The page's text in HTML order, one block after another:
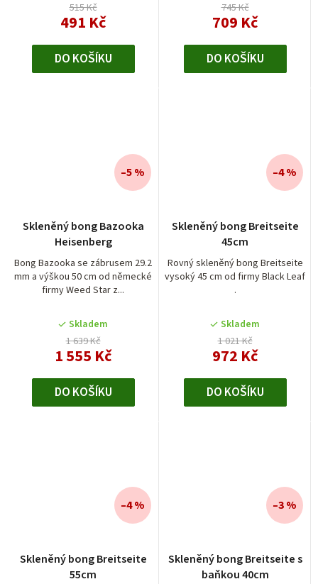
515 Kč
491 Kč
DO KOŠÍKU
745 Kč
709 Kč
DO KOŠÍKU
Skleněný bong Bazooka
Heisenberg
Bong Bazooka se zábrusem 29.2
mm a výškou 50 cm od německé
firmy Weed Star z...
Skladem
1 639 Kč
1 555 Kč
–5 %
DO KOŠÍKU
Skleněný bong Breitseite
45cm
Rovný skleněný bong Breitseite
vysoký 45 cm od firmy Black Leaf
.
Skladem
1 021 Kč
972 Kč
–4 %
DO KOŠÍKU
Skleněný bong Breitseite
55cm
–4 %
Skleněný bong Breitseite s
baňkou 40cm
–3 %